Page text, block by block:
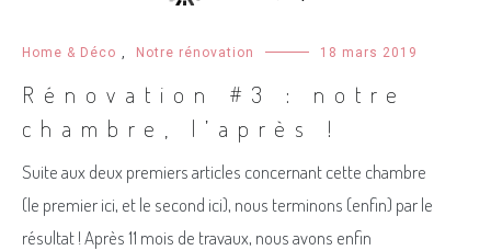
Home & Déco , Notre rénovation 18 mars 2019
Rénovation #3 : notre
chambre, l’après !
Suite aux deux premiers articles concernant cette chambre
(le premier ici, et le second ici), nous terminons (enfin) par le
résultat ! Après 11 mois de travaux, nous avons enfin